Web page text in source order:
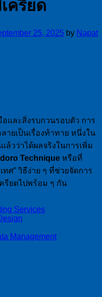
Services
Management
ครียด
25, 2025 by Napat
และสิ่งรบกวนรอบตัว การ
ายเป็นเรื่องท้าทาย หนึ่งใน
วว่าได้ผลจริงในการเพิ่ม
Technique หรือที่
ศ” วิธีง่าย ๆ ที่ช่วยจัดการ
รียดไปพร้อม ๆ กัน